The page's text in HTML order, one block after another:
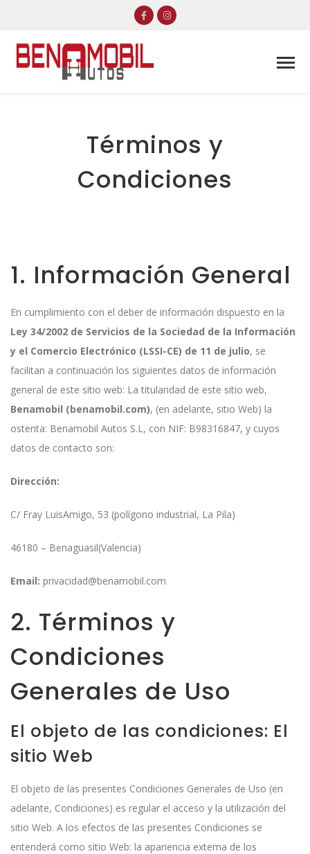
Términos y
Condiciones
1. Información General
En cumplimiento con el deber de información dispuesto en la
Ley 34/2002 de Servicios de la Sociedad de la Información
y el Comercio Electrónico (LSSI-CE) de 11 de julio, se
facilitan a continuación los siguientes datos de información
general de este sitio web: La titularidad de este sitio web,
Benamobil (benamobil.com), (en adelante, sitio Web) la
ostenta: Benamobil Autos S.L, con NIF: B98316847, y cuyos
datos de contacto son:
Dirección:
C/ Fray LuisAmigo, 53 (polígono industrial, La Pila)
46180 – Benaguasil(Valencia)
Email: privacidad@benamobil.com
2. Términos y
Condiciones
Generales de Uso
El objeto de las condiciones: El
sitio Web
El objeto de las presentes Condiciones Generales de Uso (en
adelante, Condiciones) es regular el acceso y la utilización del
sitio Web. A los efectos de las presentes Condiciones se
entenderá como sitio Web: la apariencia externa de los